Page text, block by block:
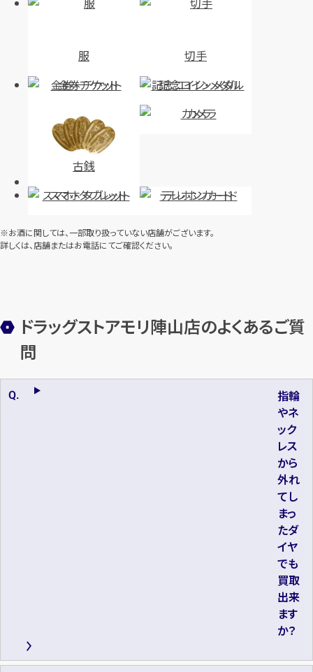
服
切手
金券・チケット
記念コイン・メダル
古銭
カメラ
スマホ・タブレット テレホンカード
※お酒に関しては、一部取り扱っていない店舗がございます。
詳しくは、店舗またはお電話にてご確認ください。
ドラッグストアモリ陣山店のよくあるご質
問
指輪
やネ
ック
レス
から
外れ
てし
まっ
たダ
イヤ
でも
買取
出来
ます
か？